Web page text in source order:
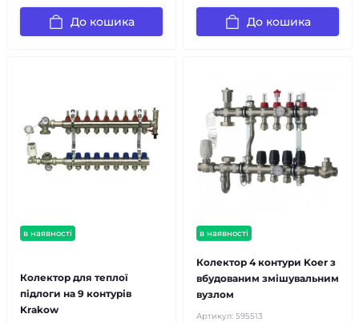
До кошика До кошика
в наявності
Колектор для теплої
підлоги на 9 контурів
Krakow
в наявності
Колектор 4 контури Koer з
вбудованим змішувальним
вузлом
Артикул: 595513